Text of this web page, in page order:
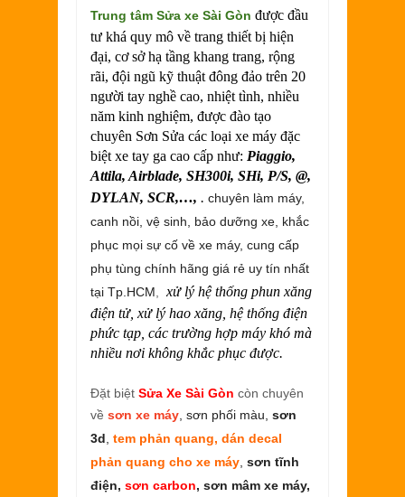
Trung tâm Sửa xe Sài Gòn được đầu
tư khá quy mô về trang thiết bị hiện
đại, cơ sở hạ tầng khang trang, rộng
rãi, đội ngũ kỹ thuật đông đảo trên 20
người tay nghề cao, nhiệt tình, nhiều
năm kinh nghiệm, được đào tạo
chuyên Sơn Sửa các loại xe máy đặc
biệt xe tay ga cao cấp như: Piaggio,
Attila, Airblade, SH300i, SHi, P/S, @,
DYLAN, SCR,…, . chuyên làm máy,
canh nồi, vệ sinh, bảo dưỡng xe, khắc
phục mọi sự cố về xe máy, cung cấp
phụ tùng chính hãng giá rẻ uy tín nhất
tại Tp.HCM
xử lý hệ thống phun xăng
điện tử, xử lý hao xăng, hệ thống điện
phức tạp, các trường hợp máy khó mà
nhiều nơi không khắc phục được.
Đặt biệt Sửa Xe Sài Gòn còn chuyên
về sơn xe máy , sơn phối màu, sơn
3d tem phản quang, dán decal
phản quang cho xe máy sơn tĩnh
điện, sơn carbon, sơn mâm xe máy,